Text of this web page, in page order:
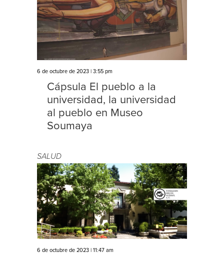
6 de octubre de 2023 | 3:55 pm
Cápsula El pueblo a la
universidad, la universidad
al pueblo en Museo
Soumaya
SALUD
6 de octubre de 2023 | 11:47 am